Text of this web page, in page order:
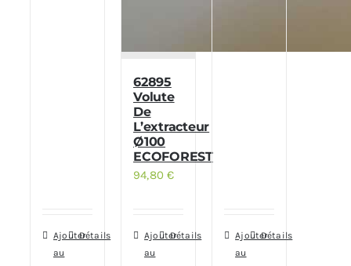
Ajouter
au
Détails
62895
Volute
De
L’extracteur
Ø100
ECOFOREST
94,80€
Ajouter
au
Détails
Ajouter
au
Détails